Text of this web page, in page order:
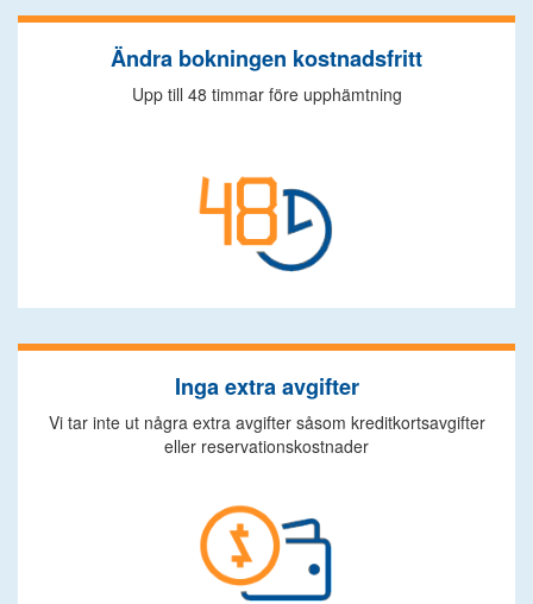
Ändra bokningen kostnadsfritt
Upp till 48 timmar före upphämtning
Inga extra avgifter
Vi tar inte ut några extra avgifter såsom kreditkortsavgifter
eller reservationskostnader